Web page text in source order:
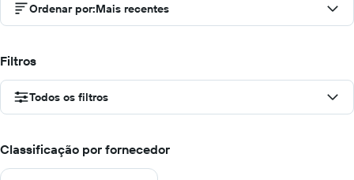
Ordenar por:Mais recentes
Filtros
Todos os filtros
Classificação por fornecedor